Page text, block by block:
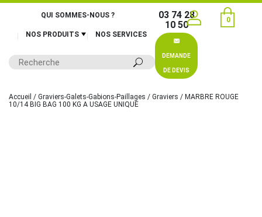
QUI SOMMES-NOUS ?
NOS PRODUITS NOS SERVICES
03 74 28
10 50
DEMANDE
DE DEVIS
0
Accueil / Graviers-Galets-Gabions-Paillages / Graviers / MARBRE ROUGE
10/14 BIG BAG 100 KG A USAGE UNIQUE